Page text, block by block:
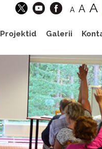
A A A
Projektid Galerii